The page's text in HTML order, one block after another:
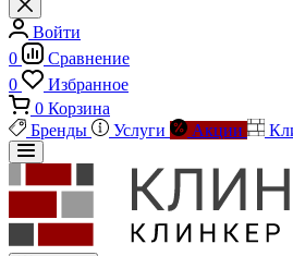
Войти
0
Сравнение
0
Избранное
0 Корзина
Бренды
Услуги Акции